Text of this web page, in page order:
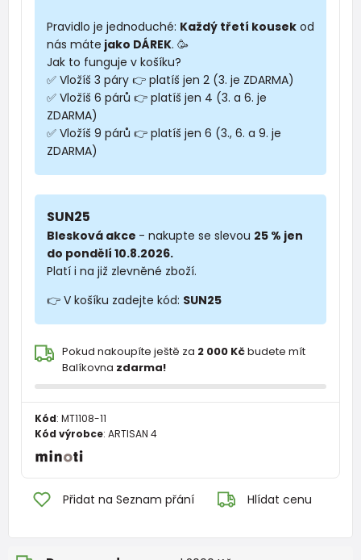
Pravidlo je jednoduché: Každý třetí kousek od
nás máte jako DÁREK. 🥳
Jak to funguje v košíku?
✅ Vložíš 3 páry 👉 platíš jen 2 (3. je ZDARMA)
✅ Vložíš 6 párů 👉 platíš jen 4 (3. a 6. je
ZDARMA)
✅ Vložíš 9 párů 👉 platíš jen 6 (3., 6. a 9. je
ZDARMA)
SUN25
Blesková akce - nakupte se slevou 25 % jen
do pondělí 10.8.2026.
Platí i na již zlevněné zboží.
👉 V košíku zadejte kód: SUN25
Pokud nakoupíte ještě za 2 000 Kčbudete mít
Balíkovna zdarma!
Kód: MT1108-11
Kód výrobce: ARTISAN 4
Přidat na Seznam přání Hlídat cenu